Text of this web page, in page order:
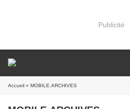
Publicité
Accueil » MOBILE.ARCHIVES